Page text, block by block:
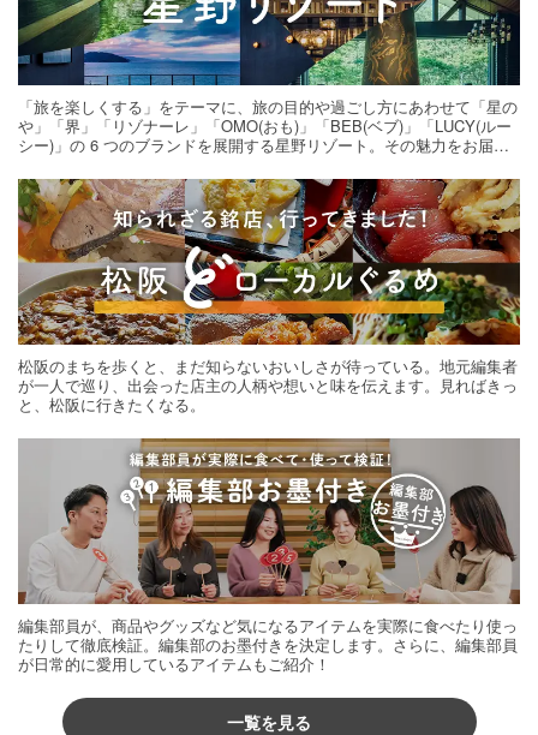
「旅を楽しくする」をテーマに、旅の目的や過ごし方にあわせて「星の
や」「界」「リゾナーレ」「OMO(おも)」「BEB(ベブ)」「LUCY(ルー
シー)」の 6 つのブランドを展開する星野リゾート。その魅力をお届け
松阪のまちを歩くと、まだ知らないおいしさが待っている。地元編集者
が一人で巡り、出会った店主の人柄や想いと味を伝えます。見ればきっ
と、松阪に行きたくなる。
編集部員が、商品やグッズなど気になるアイテムを実際に食べたり使っ
たりして徹底検証。編集部のお墨付きを決定します。さらに、編集部員
が日常的に愛用しているアイテムもご紹介！
一覧を見る